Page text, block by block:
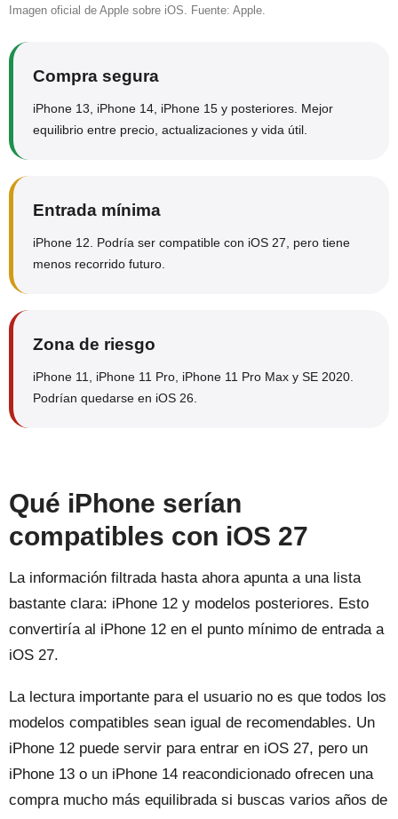
Imagen oficial de Apple sobre iOS. Fuente: Apple.
Compra segura
iPhone 13, iPhone 14, iPhone 15 y posteriores. Mejor
equilibrio entre precio, actualizaciones y vida útil.
Entrada mínima
iPhone 12. Podría ser compatible con iOS 27, pero tiene
menos recorrido futuro.
Zona de riesgo
iPhone 11, iPhone 11 Pro, iPhone 11 Pro Max y SE 2020.
Podrían quedarse en iOS 26.
Qué iPhone serían
compatibles con iOS 27
La información filtrada hasta ahora apunta a una lista
bastante clara: iPhone 12 y modelos posteriores. Esto
convertiría al iPhone 12 en el punto mínimo de entrada a
iOS 27.
La lectura importante para el usuario no es que todos los
modelos compatibles sean igual de recomendables. Un
iPhone 12 puede servir para entrar en iOS 27, pero un
iPhone 13 o un iPhone 14 reacondicionado ofrecen una
compra mucho más equilibrada si buscas varios años de